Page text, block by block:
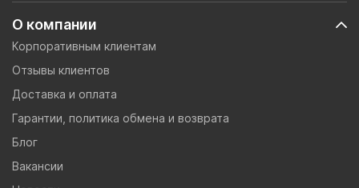
О компании
Корпоративным клиентам
Отзывы клиентов
Доставка и оплата
Гарантии, политика обмена и возврата
Блог
Вакансии